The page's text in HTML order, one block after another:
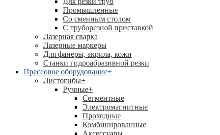
Промышленные
Со сменным столом
С труборезной приставкой
Лазерная сварка
Лазерные маркеры
Для фанеры, акрила, кожи
Станки гидроабразивной резки
Прессовое оборудование+
Листогибы+
Ручные+
Сегментные
Электромагнитные
Проходные
Комбинированные
Аксессуары